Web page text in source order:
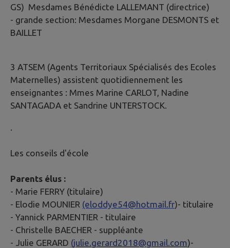
GS) Mesdames Bénédicte LALLEMANT (directrice)
- grande section: Mesdames Morgane DESMONTS et
BAILLET
3 ATSEM (Agents Territoriaux Spécialisés des Ecoles
Maternelles) assistent quotidiennement les
enseignantes : Mmes Marine CARLOT, Nadine
SANTAGADA et Sandrine UNTERSTOCK.
Les conseils d'école
Parents élus :
- Marie FERRY (titulaire)
- Elodie MOUNIER (eloddye54@hotmail.fr)- titulaire
- Yannick PARMENTIER - titulaire
- Christelle BAECHER - suppléante
- Julie GERARD (julie.gerard2018@gmail.com)-